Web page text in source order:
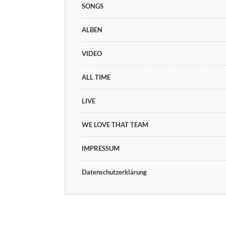
SONGS
ALBEN
VIDEO
ALL TIME
LIVE
WE LOVE THAT TEAM
IMPRESSUM
Datenschutzerklärung